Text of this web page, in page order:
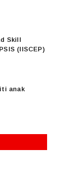
Skill
(IISCEP)
anak